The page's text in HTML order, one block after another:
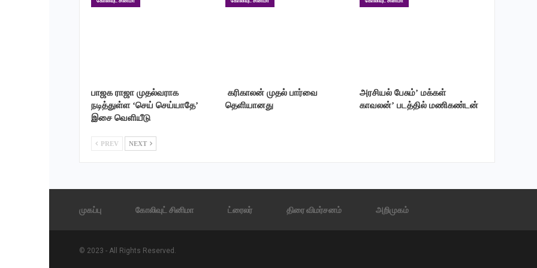
பாஜக ராஜா முதல்வராக
நடித்துள்ள ‘செய் செய்யாதே’
இசை வெளியீடு
‎ கரிகாலன் முதல் பார்வை
தெளியானது
அரசியல் பேசும்’ மக்கள்
காவலன்’ படத்தில் மணிகண்டன்
PREV NEXT
முகப்பு கோலிவுட் சினிமா ட்ரைலர் திரை விமர்சனம் அறிமுகம்
© 2023 - All Rights Reserved.